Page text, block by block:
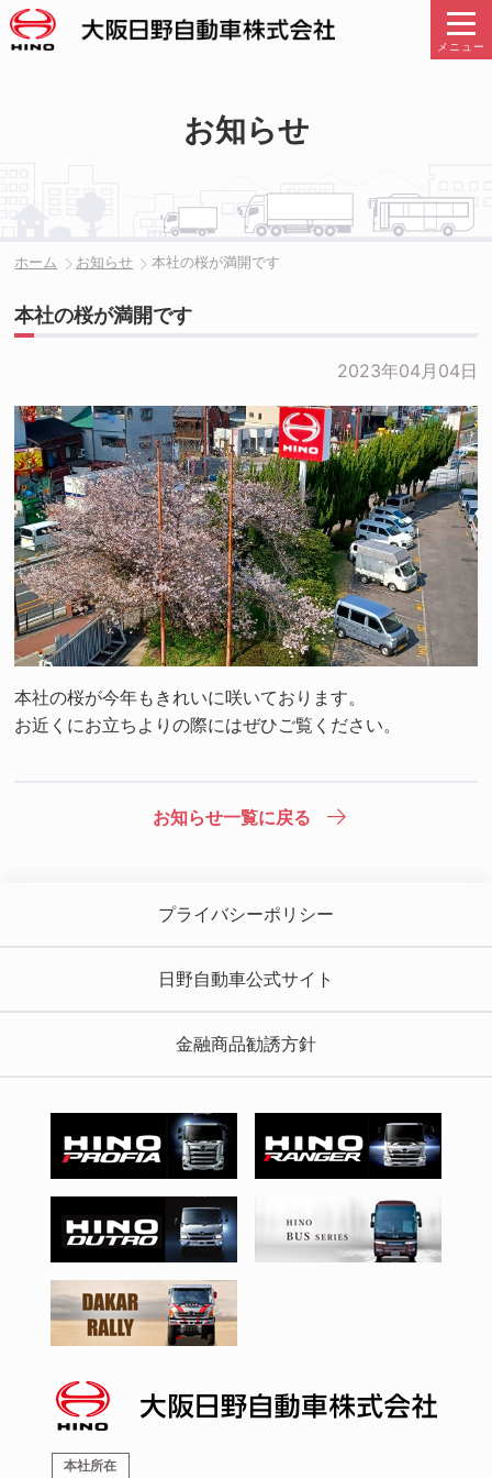
メニュー
お知らせ
ホーム お知らせ 本社の桜が満開です
本社の桜が満開です
2023年04月04日
本社の桜が今年もきれいに咲いております。
お近くにお立ちよりの際にはぜひご覧ください。
お知らせ一覧に戻る
プライバシーポリシー
日野自動車公式サイト
金融商品勧誘方針
本社所在